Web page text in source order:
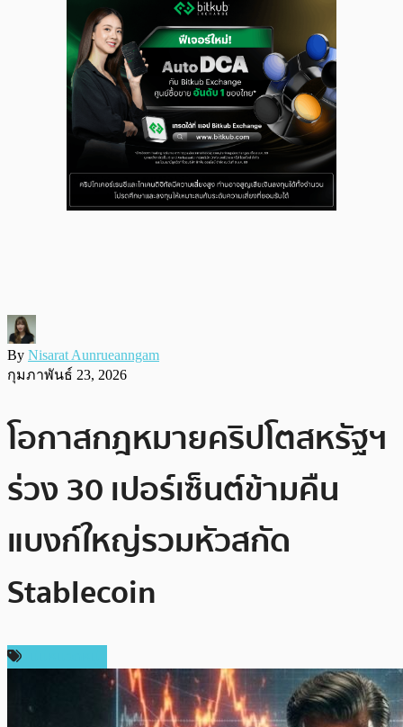
By Nisarat Aunrueanngam
กุมภาพันธ์ 23, 2026
โอกาสกฎหมายคริปโตสหรัฐฯ
ร่วง 30 เปอร์เซ็นต์ข้ามคืน
แบงก์ใหญ่รวมหัวสกัด
Stablecoin